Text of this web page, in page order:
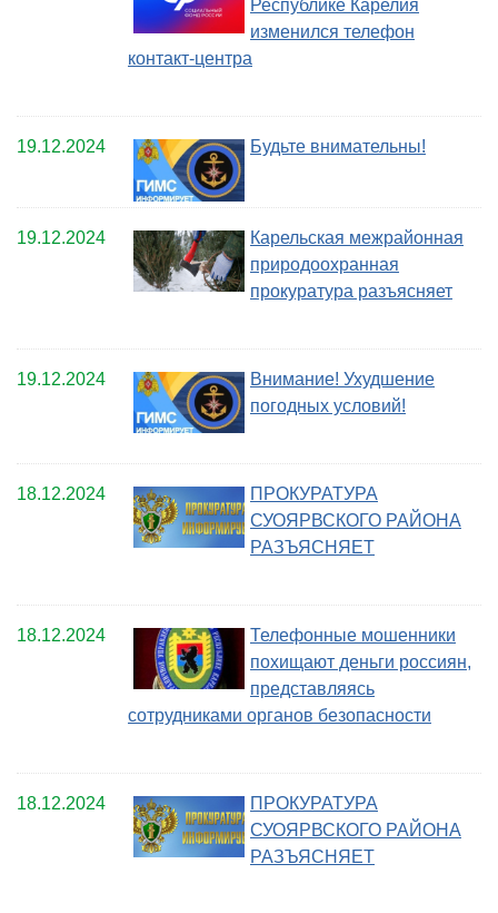
Республике Карелия
изменился телефон
контакт-центра
19.12.2024 Будьте внимательны!
19.12.2024
Карельская межрайонная
природоохранная
прокуратура разъясняет
19.12.2024
Внимание! Ухудшение
погодных условий!
18.12.2024
ПРОКУРАТУРА
СУОЯРВСКОГО РАЙОНА
РАЗЪЯСНЯЕТ
18.12.2024
Телефонные мошенники
похищают деньги россиян,
представляясь
сотрудниками органов безопасности
18.12.2024
ПРОКУРАТУРА
СУОЯРВСКОГО РАЙОНА
РАЗЪЯСНЯЕТ